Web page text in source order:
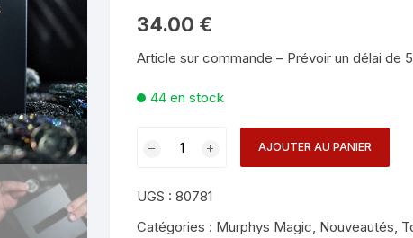
Chop Cup – Gobelets
Tours de
Grandes
Neige – Rubans – Steamers
Ballons
Aimants
Roughing – Produits
34.00 €
Article sur commande – Prévoir un délai de 5
44 en stock
Thru
Anything
AJOUTER AU PANIER
UGS : 80781
Catégories : Murphys Magic, Nouveautés,